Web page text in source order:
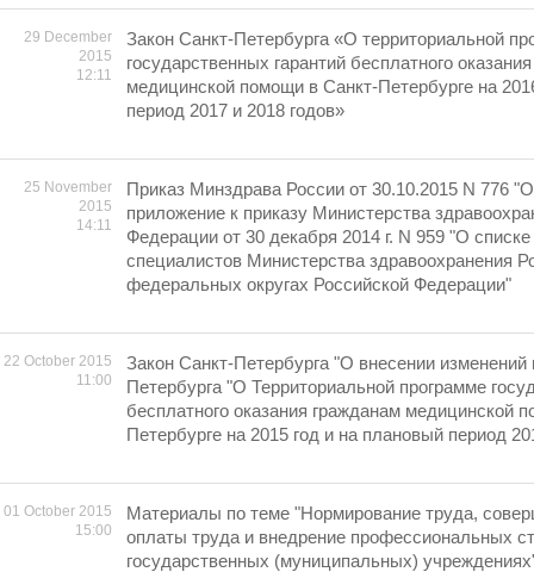
29 December
2015
12:11
Закон Санкт-Петербурга «О территориальной
государственных гарантий бесплатного
медицинской помощи в Санкт-Петербурге на
период 2017 и 2018 годов»
25 November
2015
14:11
Приказ Минздрава России от 30.10.2015 N 776
приложение к приказу Министерства
Федерации от 30 декабря 2014 г. N 959 "О
специалистов Министерства здравоохранения
федеральных округах Российской Федерации"
22 October 2015
11:00
Закон Санкт-Петербурга "О внесении изменений
Петербурга "О Территориальной программе
бесплатного оказания гражданам медицинской
Петербурге на 2015 год и на плановый период
01 October 2015
15:00
Материалы по теме "Нормирование труда,
оплаты труда и внедрение профессиональных
государственных (муниципальных)